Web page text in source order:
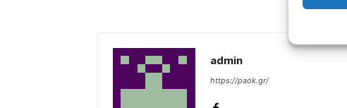
admin
https://paok.gr/